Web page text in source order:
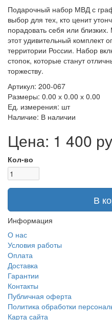
Подарочный набор МВД с
выбор для тех, кто ценит
порадовать себя или
этот удивительный комплект
территории России. Набор
стопок, которые станут
торжеству.
Артикул: 200-067
Размеры: 0.00 х 0.00 х 0.00
Ед. измерения: шт
Наличие: В наличии
Цена: 1 400
Кол-во
В
Информация
О нас
Условия работы
Оплата
Доставка
Гарантии
Контакты
Публичная оферта
Политика обработки
Карта сайта